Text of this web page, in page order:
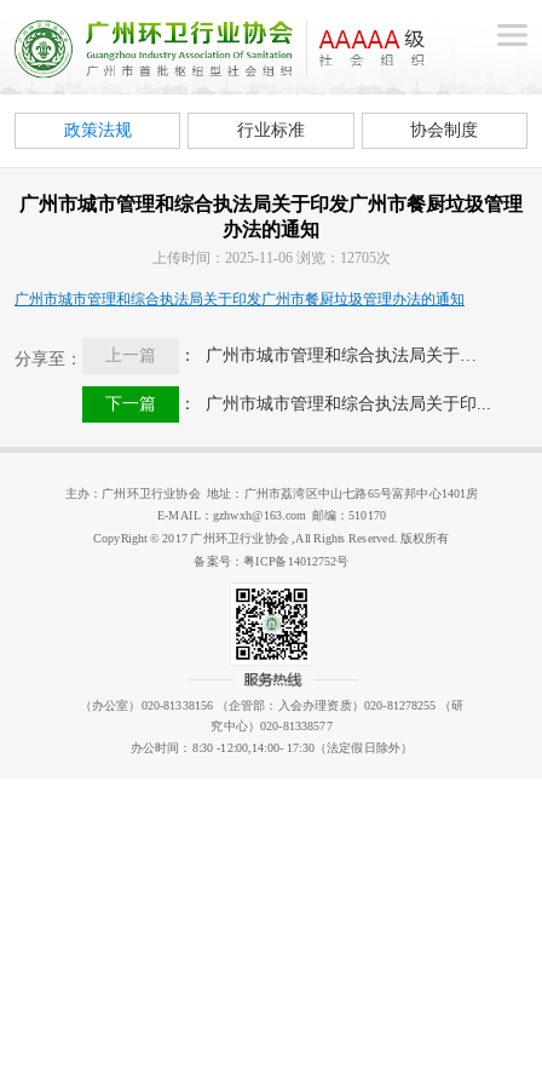
政策法规 行业标准 协会制度
广州市城市管理和综合执法局关于印发广州市餐厨垃圾管理
办法的通知
上传时间：2025-11-06 浏览：12705次
广州市城市管理和综合执法局关于印发广州市餐厨垃圾管理办法的通知
分享至： 上一篇 ： 广州市城市管理和综合执法局关于印...
下一篇 ： 广州市城市管理和综合执法局关于印...
主办：广州环卫行业协会 地址：广州市荔湾区中山七路65号富邦中心1401房
E-MAIL：gzhwxh@163.com 邮编：510170
CopyRight © 2017 广州环卫行业协会 ,All Rights Reserved. 版权所有
备案号：粤ICP备14012752号
（办公室）020-81338156 （企管部：入会办理资质）020-81278255 （研
究中心）020-81338577
办公时间：8:30 -12:00,14:00- 17:30（法定假日除外）